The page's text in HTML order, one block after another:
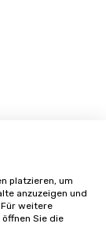
platzieren, um
anzuzeigen und
weitere
Sie die